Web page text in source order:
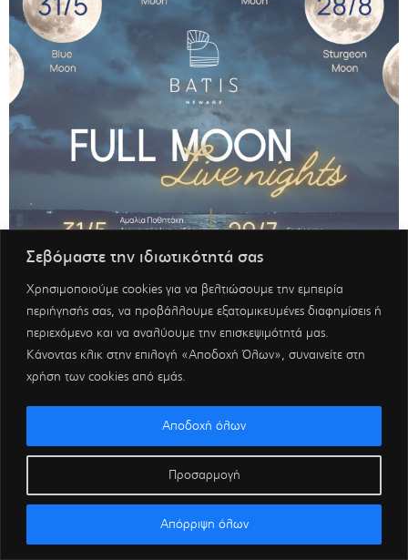
Σεβόμαστε την ιδιωτικότητά σας
Χρησιμοποιούμε cookies για να βελτιώσουμε την εμπειρία
περιήγησής σας, να προβάλλουμε εξατομικευμένες διαφημίσεις ή
περιεχόμενο και να αναλύουμε την επισκεψιμότητά μας.
Κάνοντας κλικ στην επιλογή «Αποδοχή Όλων», συναινείτε στη
χρήση των cookies από εμάς.
Προσαρμογή
Απόρριψη όλων
Αποδοχή όλων